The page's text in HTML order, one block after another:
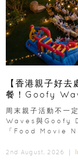
【香港親子好
餐！Goofy
外影院逢週末登
周末親子活動不一
Waves與Goofy
「Food Movie
2nd August, 2026 ｜